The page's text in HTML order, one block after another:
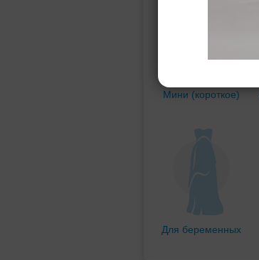
Мини (короткое)
Для беременных